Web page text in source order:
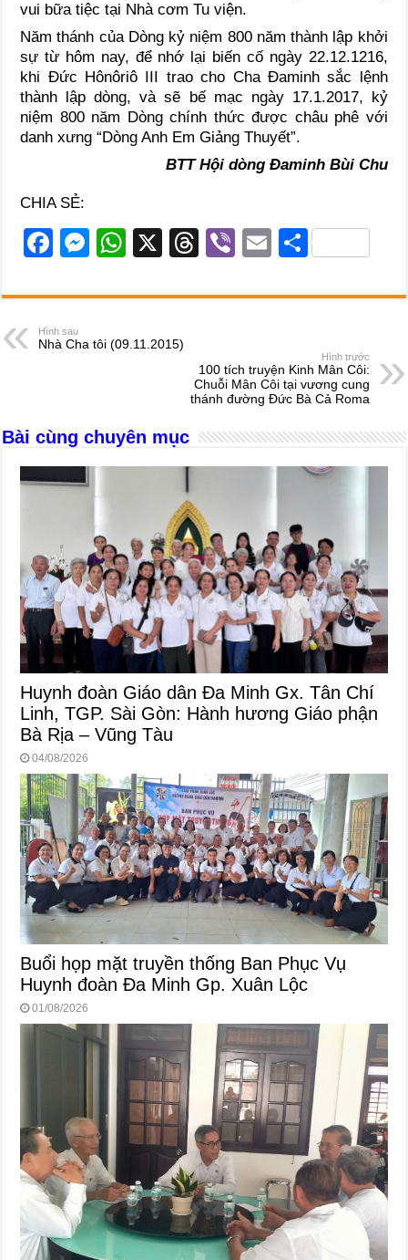
vui bữa tiệc tại Nhà cơm Tu viện.
Năm thánh của Dòng kỷ niệm 800 năm thành lập khởi
sự từ hôm nay, để nhớ lại biến cố ngày 22.12.1216,
khi Đức Hônôriô III trao cho Cha Đaminh sắc lệnh
thành lập dòng, và sẽ bế mạc ngày 17.1.2017, kỷ
niệm 800 năm Dòng chính thức được châu phê với
danh xưng “Dòng Anh Em Giảng Thuyết”.
BTT Hội dòng Đaminh Bùi Chu
CHIA SẺ:
F
c
e
b
k
M
ss
e
n
W
at
s
A
X
T
e
d
s
Vi
er
E
ail
S
ar
Hình sau
Nhà Cha tôi (09.11.2015)
Hình trước
100 tích truyện Kinh Mân Côi:
Chuỗi Mân Côi tại vương cung
thánh đường Đức Bà Cả Roma
Bài cùng chuyên mục
Huynh đoàn Giáo dân Đa Minh Gx. Tân Chí
Linh, TGP. Sài Gòn: Hành hương Giáo phận
Bà Rịa – Vũng Tàu
04/08/2026
Buổi họp mặt truyền thống Ban Phục Vụ
Huynh đoàn Đa Minh Gp. Xuân Lộc
01/08/2026